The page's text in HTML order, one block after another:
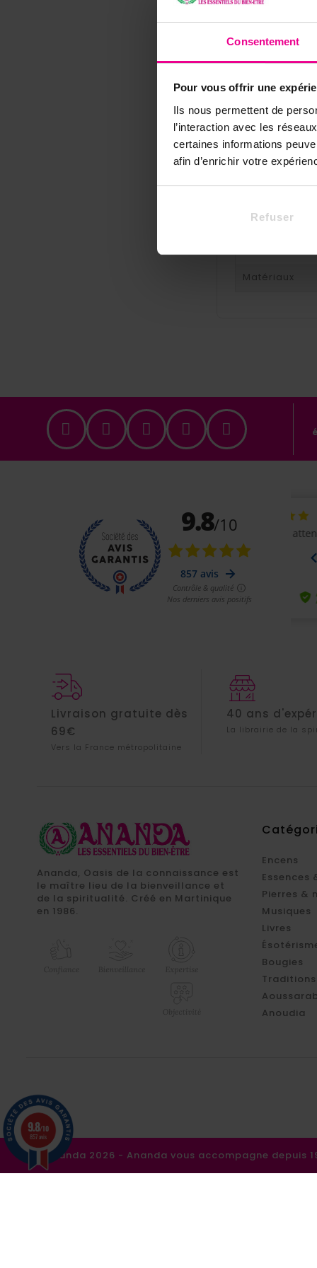
Consentement
Pour vous offrir une
Ils nous permettent de
l’interaction avec les
certaines informations
afin d’enrichir votre
Refuser
Fiche
Type De Bijoux
Matériaux
Vertus De La
Matériaux
Livraison gratuite dès
69€
Vers la France métropolitaine
40 ans
La librairie de la
Ananda, Oasis de la connaissance est
le maître lieu de la bienveillance et
de la spiritualité. Créé en Martinique
en 1986.
Encens
Essences
Pierres &
Musiques
Livres
Bougies
Traditions
Anoudia
©Ananda 2026 - Ananda vous accompagne depuis
9.8/10
857 avis